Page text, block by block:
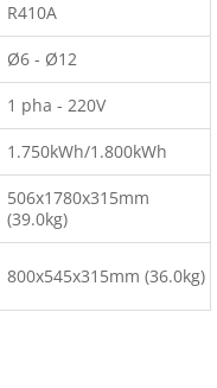
R410A
Ø6 - Ø12
1 pha - 220V
1.750kWh/1.800kWh
506x1780x315mm
(39.0kg)
800x545x315mm (36.0kg)